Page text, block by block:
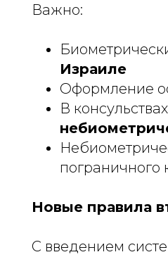
Важно:
Израиле
Оформление
В
пограничного
Новые правила
С введением